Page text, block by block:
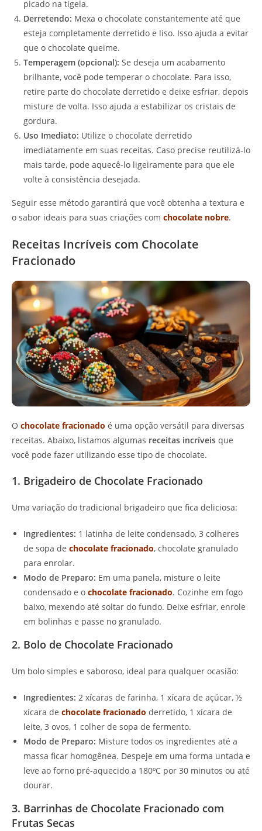
picado na tigela.
Derretendo: Mexa o chocolate constantemente até que
esteja completamente derretido e liso. Isso ajuda a evitar
que o chocolate queime.
Temperagem (opcional): Se deseja um acabamento
brilhante, você pode temperar o chocolate. Para isso,
retire parte do chocolate derretido e deixe esfriar, depois
misture de volta. Isso ajuda a estabilizar os cristais de
gordura.
Uso Imediato: Utilize o chocolate derretido
imediatamente em suas receitas. Caso precise reutilizá-lo
mais tarde, pode aquecê-lo ligeiramente para que ele
volte à consistência desejada.
Seguir esse método garantirá que você obtenha a textura e
o sabor ideais para suas criações com chocolate nobre.
Receitas Incríveis com Chocolate
Fracionado
O chocolate fracionado é uma opção versátil para diversas
receitas. Abaixo, listamos algumas receitas incríveis que
você pode fazer utilizando esse tipo de chocolate.
1. Brigadeiro de Chocolate Fracionado
Uma variação do tradicional brigadeiro que fica deliciosa:
Ingredientes: 1 latinha de leite condensado, 3 colheres
de sopa de chocolate fracionado, chocolate granulado
para enrolar.
Modo de Preparo: Em uma panela, misture o leite
condensado e o chocolate fracionado. Cozinhe em fogo
baixo, mexendo até soltar do fundo. Deixe esfriar, enrole
em bolinhas e passe no granulado.
2. Bolo de Chocolate Fracionado
Um bolo simples e saboroso, ideal para qualquer ocasião:
Ingredientes: 2 xícaras de farinha, 1 xícara de açúcar, ½
xícara de chocolate fracionado derretido, 1 xícara de
leite, 3 ovos, 1 colher de sopa de fermento.
Modo de Preparo: Misture todos os ingredientes até a
massa ficar homogênea. Despeje em uma forma untada e
leve ao forno pré-aquecido a 180ºC por 30 minutos ou até
dourar.
3. Barrinhas de Chocolate Fracionado com
Frutas Secas